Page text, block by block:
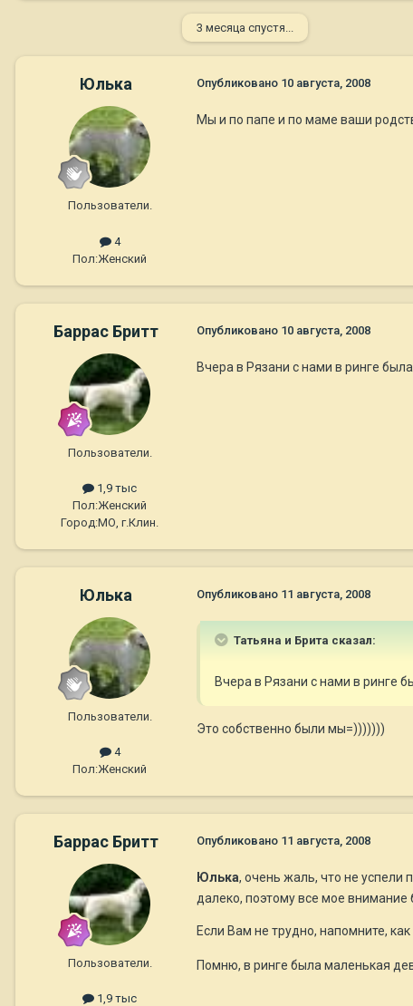
3 месяца спустя...
Юлька
Пользователи.
4
Пол:Женский
Опубликовано 10 августа, 2008
Мы и по папе и по маме ваши
Баррас Бритт
Пользователи.
1,9 тыс
Пол:Женский
Город:МО, г.Клин.
Опубликовано 10 августа, 2008
Вчера в Рязани с нами в ринге
Юлька
Пользователи.
4
Пол:Женский
Опубликовано 11 августа, 2008
Татьяна и Брита сказал:
Вчера в Рязани с нами в ринге
Это собственно были мы=)))))))
Баррас Бритт
Пользователи.
1,9 тыс
Опубликовано 11 августа, 2008
Юлька, очень жаль, что не успели
далеко, поэтому все мое внимание
Если Вам не трудно, напомните,
Помню, в ринге была маленькая